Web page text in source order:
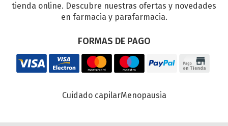
tienda online. Descubre nuestras ofertas y novedades
en farmacia y parafarmacia.
FORMAS DE PAGO
Cuidado capilarMenopausia